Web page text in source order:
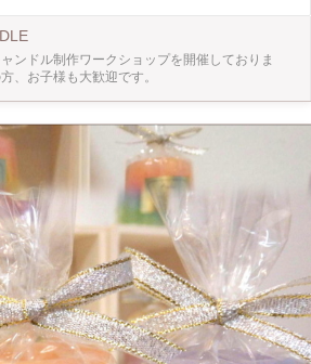
ンドル制作ワークショップを開催しておりま
、お子様も大歓迎です。